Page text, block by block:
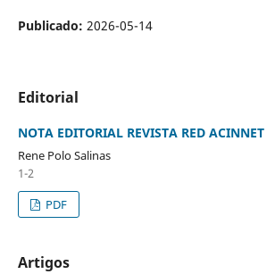
Publicado: 2026-05-14
Editorial
NOTA EDITORIAL REVISTA RED ACINNET
Rene Polo Salinas
1-2
PDF
Artigos